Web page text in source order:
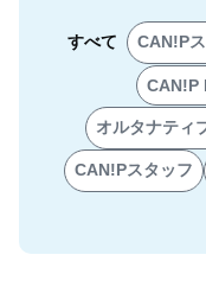
CAN!P
CAN!P
オルタナティ
CAN!Pスタッフ
すべて